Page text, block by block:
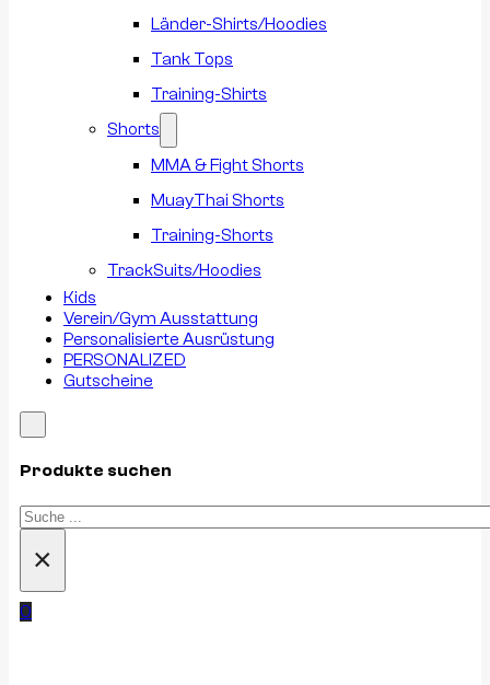
Länder-Shirts/Hoodies
Tank Tops
Training-Shirts
Shorts
MMA & Fight Shorts
MuayThai Shorts
Training-Shorts
TrackSuits/Hoodies
Kids
Verein/Gym Ausstattung
Personalisierte Ausrüstung
PERSONALIZED
Gutscheine
Produkte suchen
Suchen
×
0